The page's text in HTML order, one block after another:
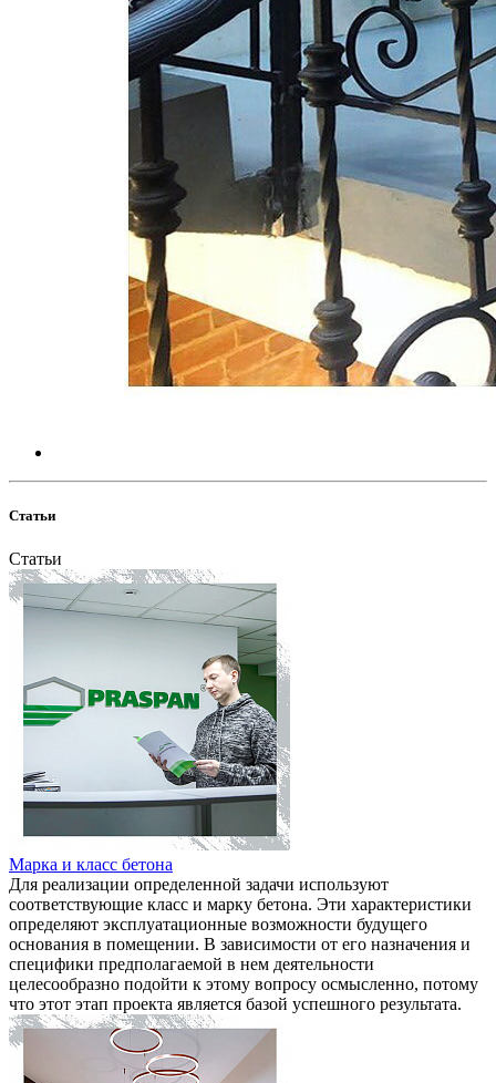
Статьи
Статьи
Марка и класс бетона
Для реализации определенной задачи используют
соответствующие класс и марку бетона. Эти характеристики
определяют эксплуатационные возможности будущего
основания в помещении. В зависимости от его назначения и
специфики предполагаемой в нем деятельности
целесообразно подойти к этому вопросу осмысленно, потому
что этот этап проекта является базой успешного результата.